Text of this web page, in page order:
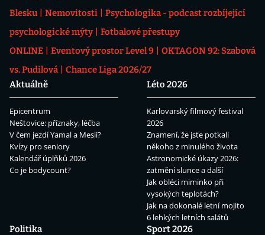
Blesku
Nemovitosti
Psychologika - podcast rozbíjející
psychologické mýty
Fotbalové přestupy
ONLINE
Eventový prostor Level 9
OKTAGON 92: Szabová
vs. Pudilová
Chance Liga 2026/27
Aktuálně
Epicentrum
Neštovice: příznaky, léčba
V čem jezdí Yamal a Mesii?
Kvízy pro seniory
Kalendář úplňků 2026
Co je bodycount?
Léto 2026
Karlovarský filmový festival
2026
Znamení, že jste potkali
někoho z minulého života
Astronomické úkazy 2026:
zatmění slunce a další
Jak obléci miminko při
vysokých teplotách?
Jak na dokonalé letní mojito
6 lehkých letních salátů
Politika
Sport 2026